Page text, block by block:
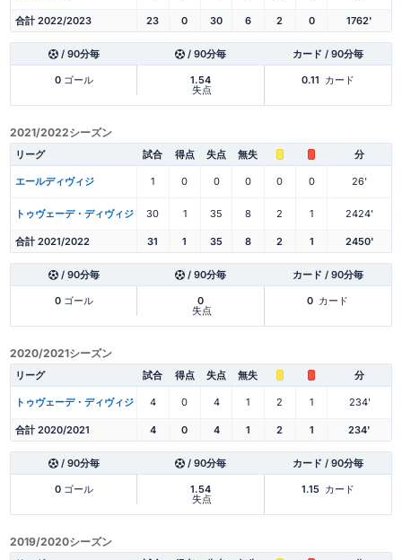
合計 2022/2023 23 0 30 6 2 0 1762'
/ 90分毎 / 90分毎 カード / 90分毎
0ゴール 1.54
失点
0.11 カード
2021/2022シーズン
リーグ 試合 得点 失点 無失 分
エールディヴィジ 1 0 0 0 0 0 26'
トゥヴェーデ・ディヴィジ 30 1 35 8 2 1 2424'
合計 2021/2022 31 1 35 8 2 1 2450'
/ 90分毎 / 90分毎 カード / 90分毎
0ゴール 0
失点
0 カード
2020/2021シーズン
リーグ 試合 得点 失点 無失 分
トゥヴェーデ・ディヴィジ 4 0 4 1 2 1 234'
合計 2020/2021 4 0 4 1 2 1 234'
/ 90分毎 / 90分毎 カード / 90分毎
0ゴール 1.54
失点
1.15 カード
2019/2020シーズン